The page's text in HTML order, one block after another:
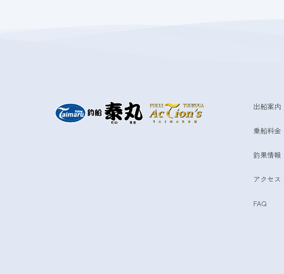
出船案内
乗船料金
釣果情報
アクセス
FAQ